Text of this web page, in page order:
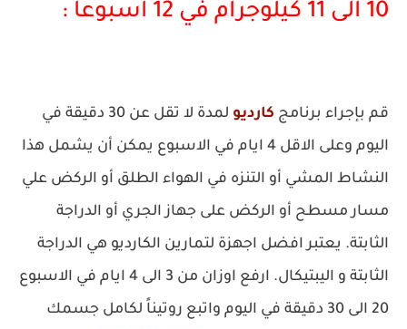
10 الى 11 كيلوجرام في 12 اسبوعاً :
قم بإجراء برنامج كارديو
لمدة لا تقل عن 30 دقيقة في
اليوم وعلى الاقل 4 ايام في الاسبوع يمكن أن يشمل هذا
النشاط المشي أو التنزه في الهواء الطلق أو الركض علي
مسار مسطح أو الركض على جهاز الجري أو الدراجة
الثابتة. يعتبر افضل اجهزة لتمارين الكارديو هي الدراجة
الثابتة و اليبتيكال. ارفع اوزان من 3 الى 4 ايام في الاسبوع
20 الى 30 دقيقة في اليوم واتبع روتيناً لكامل جسمك